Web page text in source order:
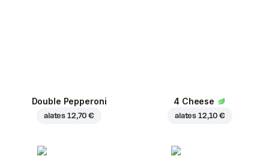
Double Pepperoni
alates 12,70 €
4 Cheese
alates 12,10 €